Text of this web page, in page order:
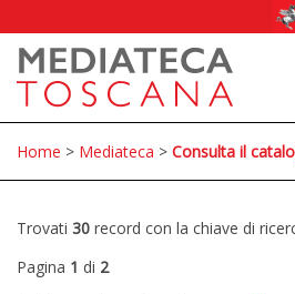
Home > Mediateca > Consulta il
Trovati 30 record con la chiave di
Pagina 1 di 2